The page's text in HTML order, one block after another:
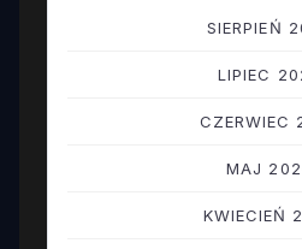
SIERPIEŃ
LIPIEC
CZERWIEC
MAJ
KWIECIEŃ